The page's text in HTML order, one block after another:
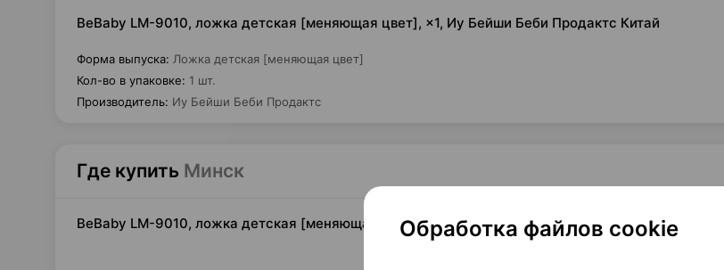
BeBaby LM-9010, ложка детская [меняющая цвет], ×1, Иу Бейши Беби Продактс Китай
Форма выпуска: Ложка детская [меняющая цвет]
Кол-во в упаковке: 1 шт.
Производитель: Иу Бейши Беби Продактс
Где купить Минск
BeBaby LM-9010, ложка детская [меняющая цвет], ×1, Иу Бейши Беби Продактс Китай
Обработка файлов cookie